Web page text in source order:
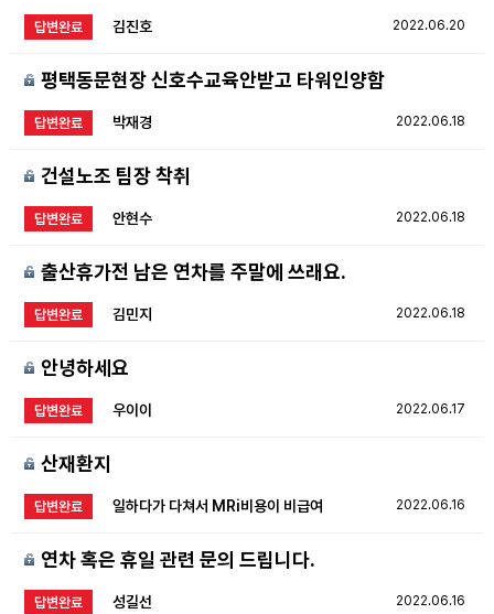
답변완료 2022.06.20
김진호
평택동문현장 신호수교육안받고 타워인양함
답변완료 2022.06.18
박재경
건설노조 팀장 착취
답변완료 2022.06.18
안현수
출산휴가전 남은 연차를 주말에 쓰래요.
답변완료 2022.06.18
김민지
안녕하세요
답변완료 2022.06.17
우이이
산재환지
답변완료 2022.06.16
일하다가 다쳐서 MRi비용이 비급여
연차 혹은 휴일 관련 문의 드립니다.
답변완료 2022.06.16
성길선